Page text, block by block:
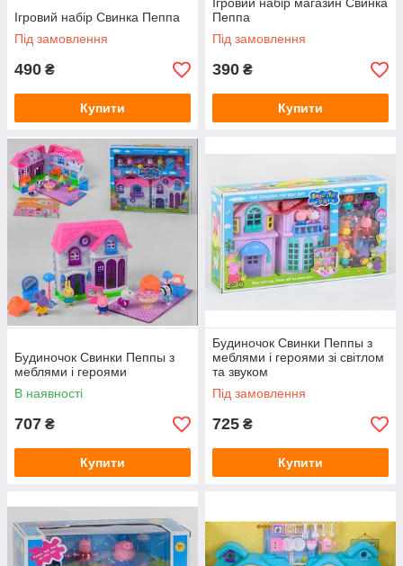
Ігровий набір Свинка Пеппа
Під замовлення
490 ₴
Купити
Пеппа
Під замовлення
390 ₴
Купити
Будиночок Свинки Пеппы з
меблями і героями
В наявності
707 ₴
Купити
Будиночок Свинки Пеппы з
меблями і героями зі світлом
та звуком
Під замовлення
725 ₴
Купити